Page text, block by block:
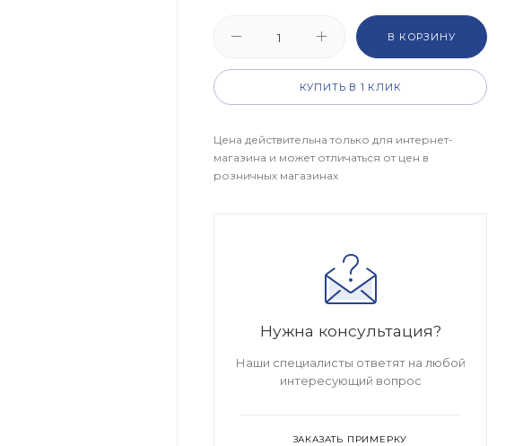
В КОРЗИНУ
КУПИТЬ В 1 КЛИК
Цена действительна только для интернет-
магазина и может отличаться от цен в
розничных магазинах
Нужна консультация?
Наши специалисты ответят на любой
интересующий вопрос
ЗАКАЗАТЬ ПРИМЕРКУ